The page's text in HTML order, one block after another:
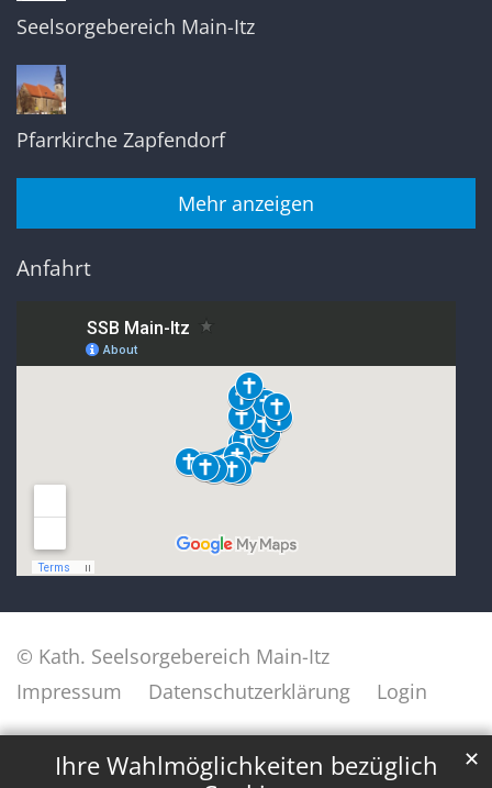
Ihre Wahlmöglichkeiten bezüglich
✕
Seelsorgebereich Main-Itz
Pfarrkirche Zapfendorf
Mehr anzeigen
Anfahrt
© Kath. Seelsorgebereich Main-Itz
Impressum
Datenschutzerklärung Login